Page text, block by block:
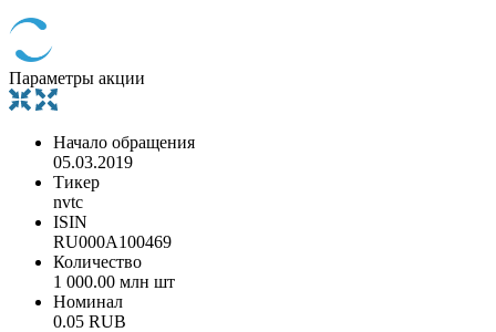
Параметры акции
Начало обращения
05.03.2019
Тикер
nvtc
ISIN
RU000A100469
Количество
1 000.00 млн шт
Номинал
0.05 RUB